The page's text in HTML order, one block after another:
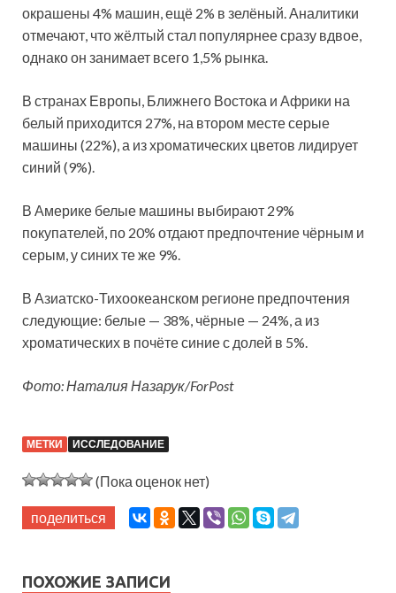
окрашены 4% машин, ещё 2% в зелёный. Аналитики
отмечают, что жёлтый стал популярнее сразу вдвое,
однако он занимает всего 1,5% рынка.
В странах Европы, Ближнего Востока и Африки на
белый приходится 27%, на втором месте серые
машины (22%), а из хроматических цветов лидирует
синий (9%).
В Америке белые машины выбирают 29%
покупателей, по 20% отдают предпочтение чёрным и
серым, у синих те же 9%.
В Азиатско-Тихоокеанском регионе предпочтения
следующие: белые — 38%, чёрные — 24%, а из
хроматических в почёте синие с долей в 5%.
Фото: Наталия Назарук/ForPost
МЕТКИ ИССЛЕДОВАНИЕ
(Пока оценок нет)
поделиться
ПОХОЖИЕ ЗАПИСИ